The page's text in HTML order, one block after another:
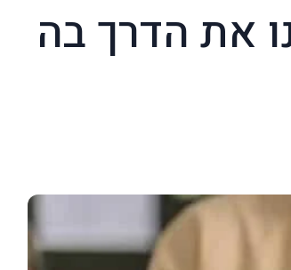
את הדרך בה